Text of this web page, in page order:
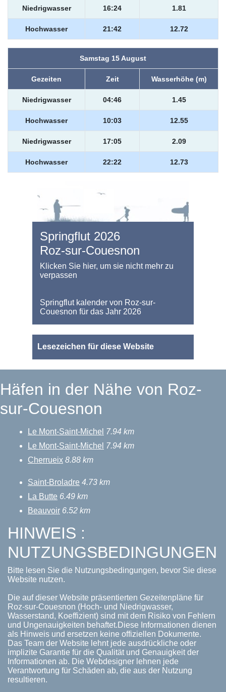
Niedrigwasser 16:24 1.81
Hochwasser 21:42 12.72
Samstag 15 August
Gezeiten Zeit Wasserhöhe (m)
Niedrigwasser 04:46 1.45
Hochwasser 10:03 12.55
Niedrigwasser 17:05 2.09
Hochwasser 22:22 12.73
Springflut 2026
Roz-sur-Couesnon
Klicken Sie hier, um sie nicht mehr zu
verpassen
Springflut kalender von Roz-sur-
Couesnon für das Jahr 2026
Lesezeichen für diese Website
Häfen in der Nähe von Roz-
sur-Couesnon
Le Mont-Saint-Michel 7.94 km
Le Mont-Saint-Michel 7.94 km
Cherrueix 8.88 km
Saint-Broladre 4.73 km
La Butte 6.49 km
Beauvoir 6.52 km
HINWEIS :
NUTZUNGSBEDINGUNGEN
Bitte lesen Sie die Nutzungsbedingungen, bevor Sie diese
Website nutzen.
Die auf dieser Website präsentierten Gezeitenpläne für
Roz-sur-Couesnon (Hoch- und Niedrigwasser,
Wasserstand, Koeffizient) sind mit dem Risiko von Fehlern
und Ungenauigkeiten behaftet.Diese Informationen dienen
als Hinweis und ersetzen keine offiziellen Dokumente.
Das Team der Website lehnt jede ausdrückliche oder
implizite Garantie für die Qualität und Genauigkeit der
Informationen ab. Die Webdesigner lehnen jede
Verantwortung für Schäden ab, die aus der Nutzung
resultieren.